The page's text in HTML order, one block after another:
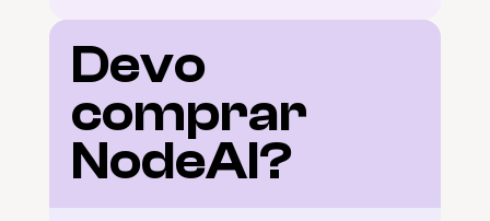
Devo
comprar
NodeAI?